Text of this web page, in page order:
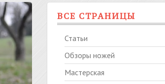
ВСЕ СТРАНИЦЫ
Статьи
Обзоры ножей
Мастерская